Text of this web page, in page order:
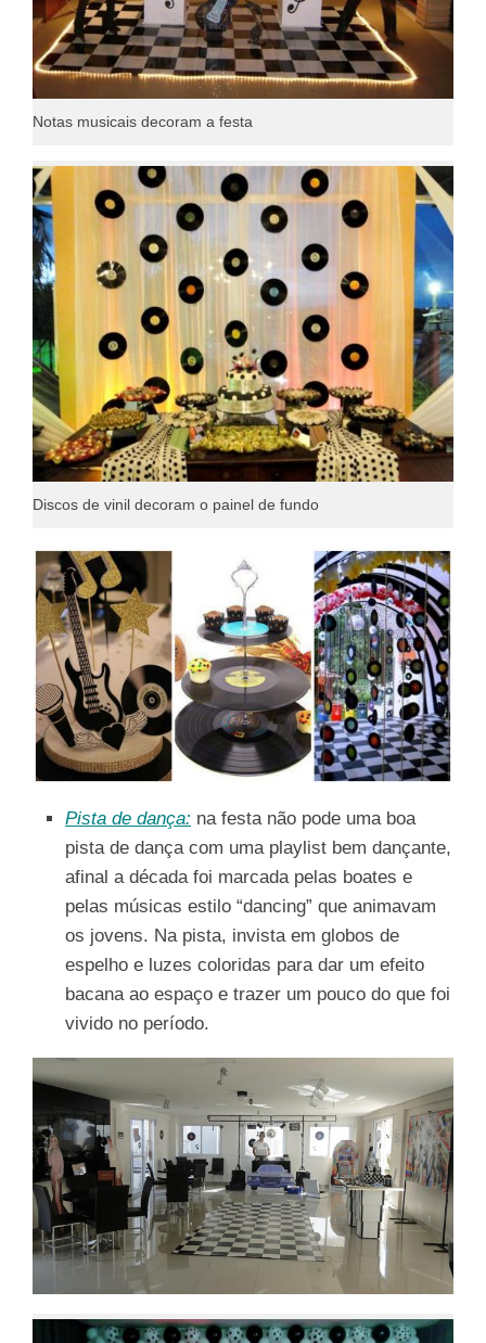
Notas musicais decoram a festa
Discos de vinil decoram o painel de fundo
Pista de dança: na festa não pode uma boa
pista de dança com uma playlist bem dançante,
afinal a década foi marcada pelas boates e
pelas músicas estilo “dancing” que animavam
os jovens. Na pista, invista em globos de
espelho e luzes coloridas para dar um efeito
bacana ao espaço e trazer um pouco do que foi
vivido no período.